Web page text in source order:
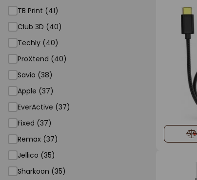
TB Print (41)
Club 3D (40)
Techly (40)
ProXtend (40)
Savio (38)
Apple (37)
EverActive (37)
Fixed (37)
Remax (37)
Jellico (35)
Sharkoon (35)